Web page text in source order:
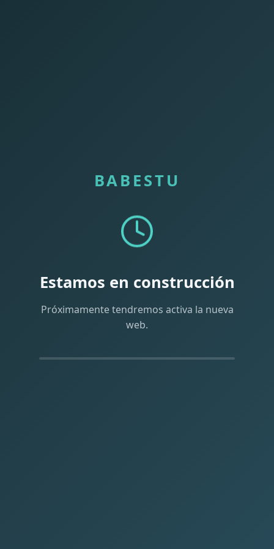
BABESTU
Estamos en construcción
Próximamente tendremos activa la nueva
web.